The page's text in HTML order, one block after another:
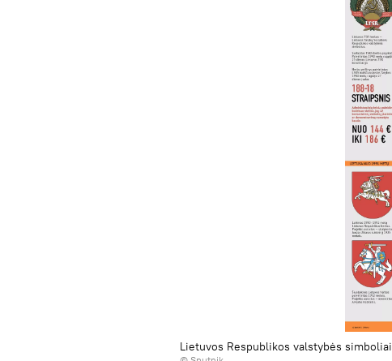
Lietuvos Respublikos valstybės simboliai